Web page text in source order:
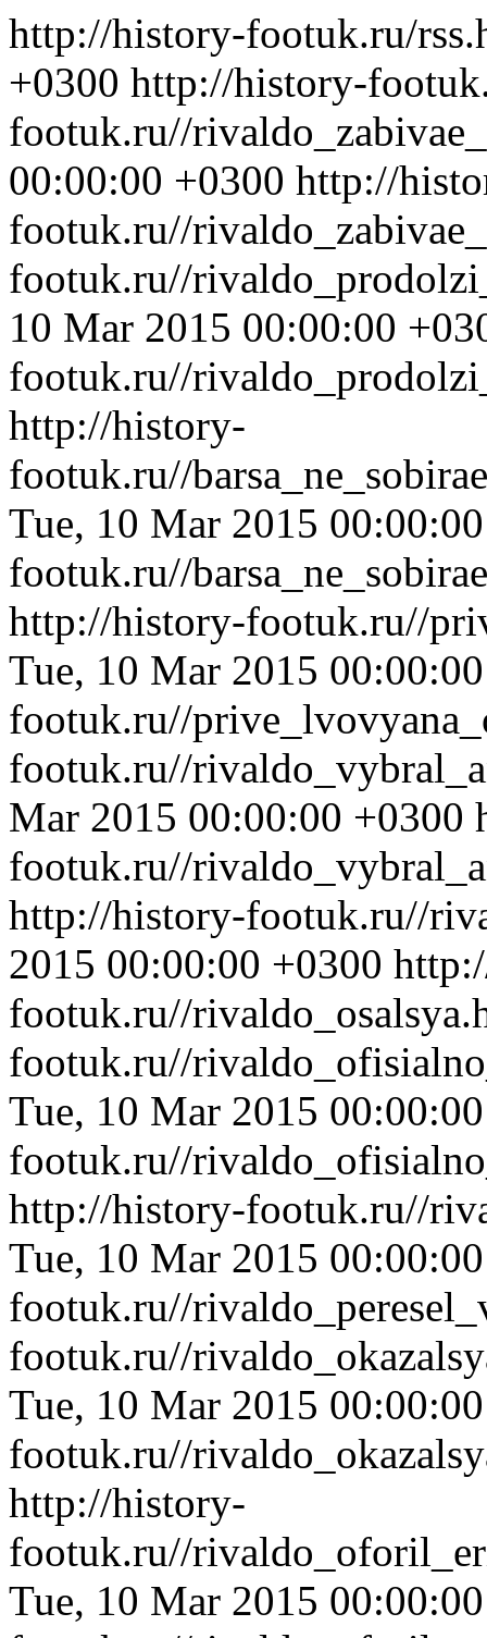
http://history-footuk.ru/
+0300 http://history-
footuk.ru//
00:00:00 +0300 http://
footuk.ru//
footuk.ru//
10 Mar 2015 00:00:00
footuk.ru//
http://history-
footuk.ru//
Tue, 10 Mar 2015
footuk.ru//
http://history-footuk.ru//
Tue, 10 Mar 2015
footuk.ru//
footuk.ru//
Mar 2015 00:00:00 +0300
footuk.ru//
http://history-footuk.ru//
2015 00:00:00 +0300
footuk.ru//
footuk.ru//
Tue, 10 Mar 2015
footuk.ru//
http://history-footuk.ru//
Tue, 10 Mar 2015
footuk.ru//
footuk.ru//
Tue, 10 Mar 2015
footuk.ru//
http://history-
footuk.ru//
Tue, 10 Mar 2015